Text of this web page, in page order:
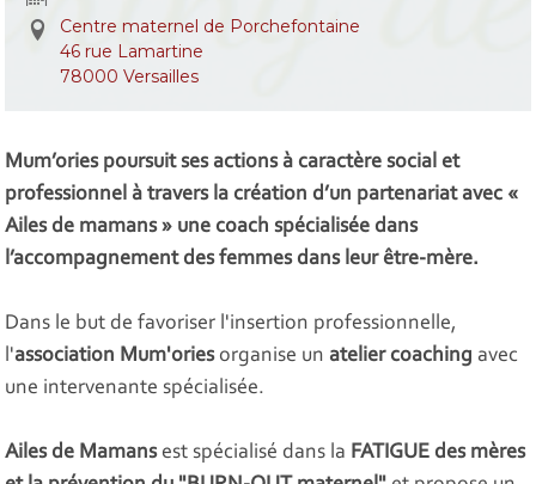
Centre maternel de Porchefontaine
46 rue Lamartine
78000 Versailles
Mum’ories poursuit ses actions à caractère social et
professionnel à travers la création d’un partenariat avec «
Ailes de mamans » une coach spécialisée dans
l’accompagnement des femmes dans leur être-mère.
Dans le but de favoriser l'insertion professionnelle,
l'association Mum'oriesorganise un atelier coaching avec
une intervenante spécialisée.
Ailes de Mamans est spécialisé dans la FATIGUE des mères